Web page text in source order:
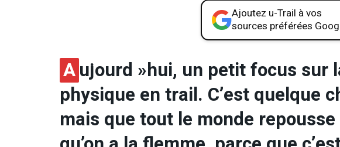
Ajoutez u-Trail à vos
sources préférées
Aujourd »hui, un petit focus sur
physique en trail. C’est quelque
mais que tout le monde